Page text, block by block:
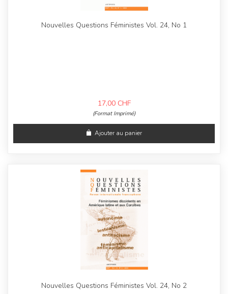
Nouvelles Questions Féministes Vol. 24, No 1
17,00 CHF
(Format Imprimé)
Ajouter au panier
Nouvelles Questions Féministes Vol. 24, No 2